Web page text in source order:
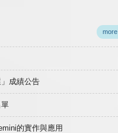
more
成績公告
的實作與應用